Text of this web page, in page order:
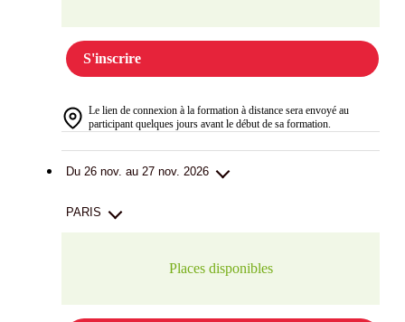
S'inscrire
Le lien de connexion à la formation à distance sera envoyé au
participant quelques jours avant le début de sa formation.
Du 26 nov. au 27 nov. 2026
PARIS
Places disponibles